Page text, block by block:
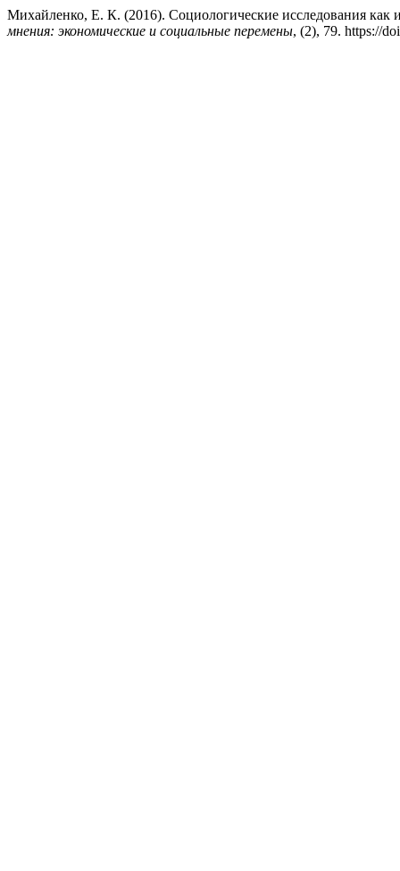
Михайленко, Е. К. (2016). Социологические исследования как
мнения: экономические и социальные перемены, (2), 79. https://